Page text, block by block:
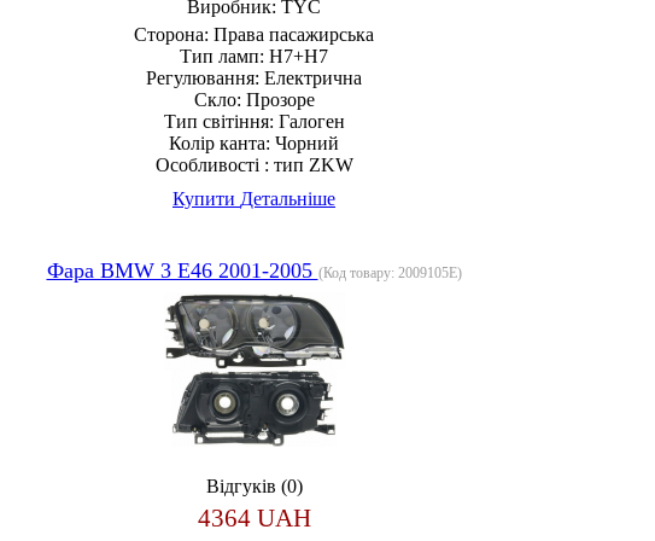
Виробник: TYC
Сторона: Права пасажирська
Тип ламп: H7+H7
Регулювання: Електрична
Скло: Прозоре
Тип світіння: Галоген
Колір канта: Чорний
Особливості : тип ZKW
Купити Детальніше
Фара BMW 3 E46 2001-2005 (Код товару: 2009105E)
Відгуків (0)
4364 UAH